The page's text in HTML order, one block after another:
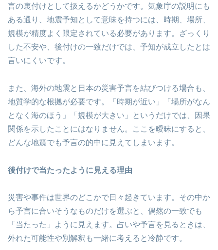
言の裏付けとして扱えるかどうかです。気象庁の説明にも
ある通り、地震予知として意味を持つには、時期、場所、
規模が精度よく限定されている必要があります。ざっくり
した不安や、後付けの一致だけでは、予知が成立したとは
言いにくいです。
また、海外の地震と日本の災害予言を結びつける場合も、
地質学的な根拠が必要です。「時期が近い」「場所がなん
となく海のほう」「規模が大きい」というだけでは、因果
関係を示したことにはなりません。ここを曖昧にすると、
どんな地震でも予言の的中に見えてしまいます。
後付けで当たったように見える理由
災害や事件は世界のどこかで日々起きています。その中か
ら予言に合いそうなものだけを選ぶと、偶然の一致でも
「当たった」ように見えます。占いや予言を見るときは、
外れた可能性や別解釈も一緒に考えると冷静です。